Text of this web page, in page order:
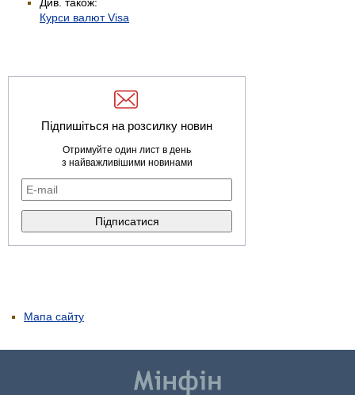
Курси валют Visa
Підпишіться на розсилку новин
Отримуйте один лист в день
з найважливішими новинами
Мапа сайту